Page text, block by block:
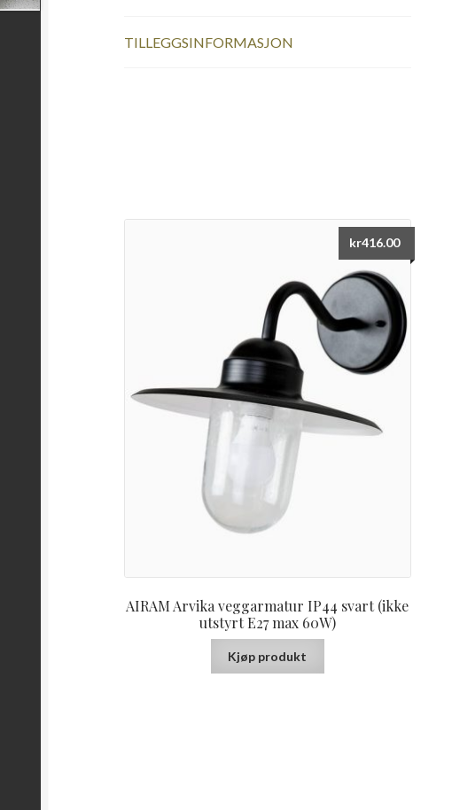
TILLEGGSINFORMASJON
AIRAM Arvika veggarmatur IP44 svart (ikke
utstyrt E27 max 60W)
kr416.00
Kjøp produkt